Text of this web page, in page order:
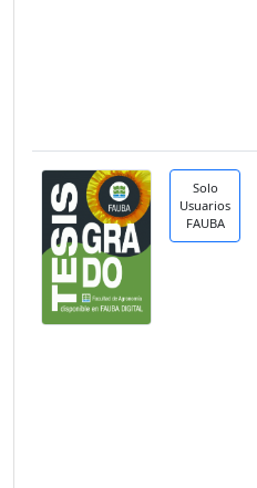
Solo
Usuarios
FAUBA